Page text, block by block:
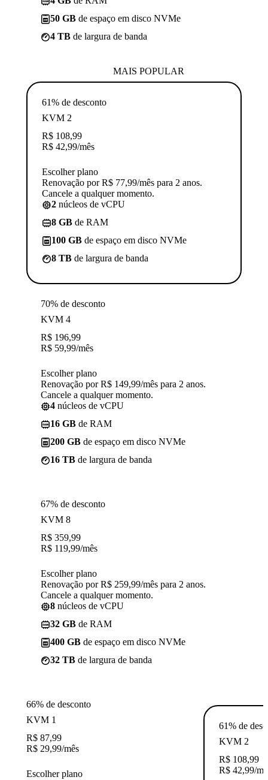
50 GB de espaço em disco NVMe
4 TB de largura de banda
MAIS POPULAR
61% de desconto
KVM 2
R$ 108,99
R$ 42,99/mês
Escolher plano
Renovação por R$ 77,99/mês para 2 anos.
Cancele a qualquer momento.
2 núcleos de vCPU
8 GB de RAM
100 GB de espaço em disco NVMe
8 TB de largura de banda
70% de desconto
KVM 4
R$ 196,99
R$ 59,99/mês
Escolher plano
Renovação por R$ 149,99/mês para 2 anos.
Cancele a qualquer momento.
4 núcleos de vCPU
16 GB de RAM
200 GB de espaço em disco NVMe
16 TB de largura de banda
67% de desconto
KVM 8
R$ 359,99
R$ 119,99/mês
Escolher plano
Renovação por R$ 259,99/mês para 2 anos.
Cancele a qualquer momento.
8 núcleos de vCPU
32 GB de RAM
400 GB de espaço em disco NVMe
32 TB de largura de banda
66% de desconto
KVM 1
R$ 87,99
R$ 29,99/mês
Escolher plano
61% de
KVM 2
R$ 108,99
R$ 42,99/